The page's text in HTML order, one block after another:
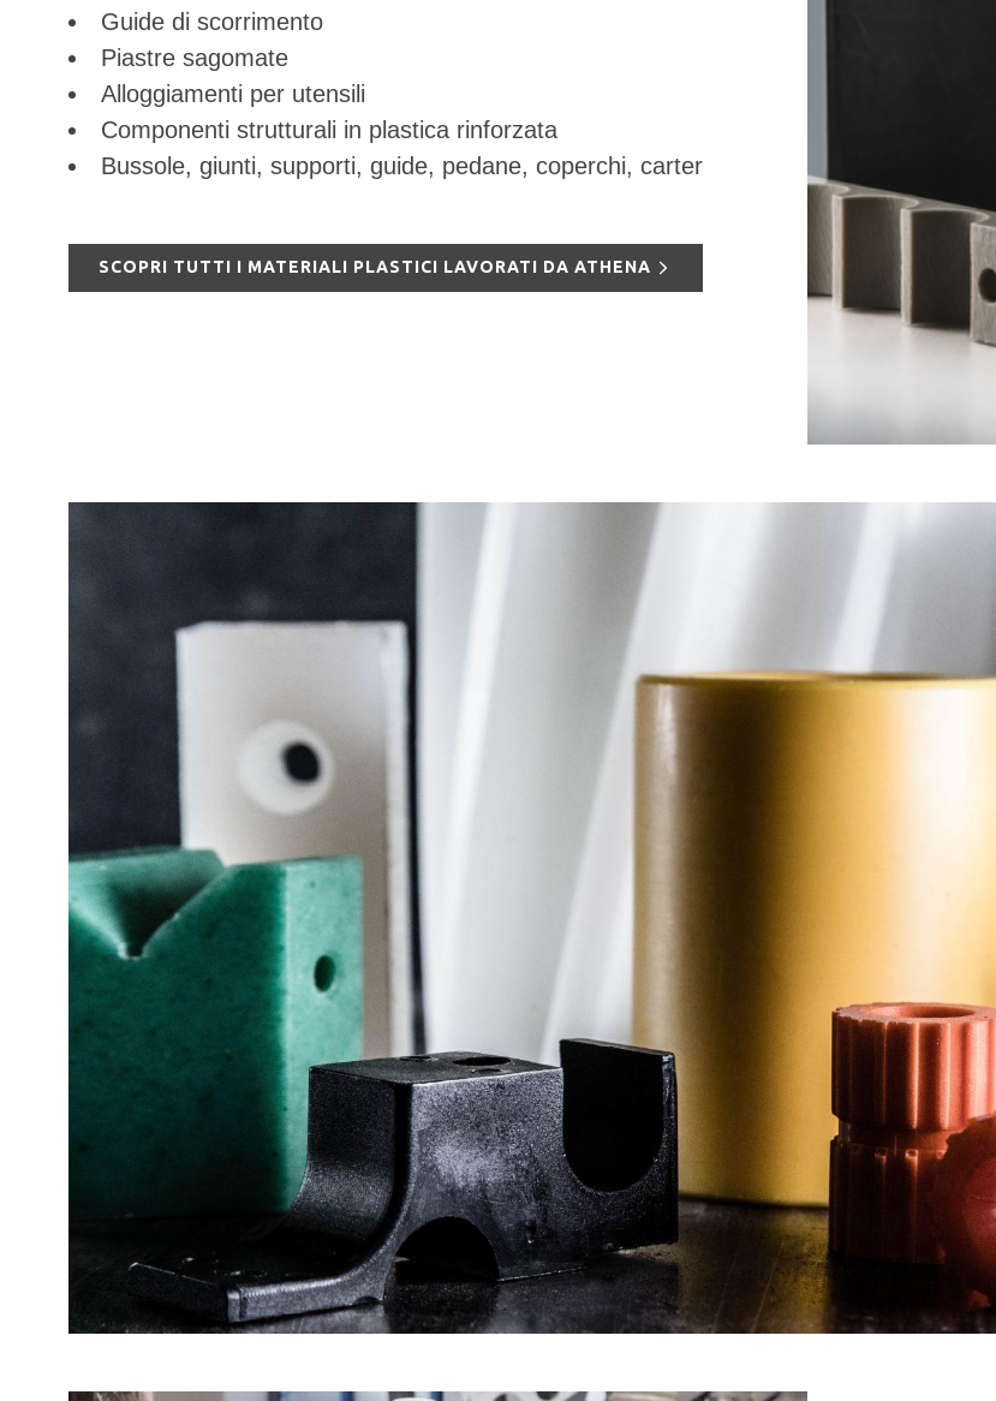
Guide di scorrimento
Piastre sagomate
Alloggiamenti per utensili
Componenti strutturali in plastica rinforzata
Bussole, giunti, supporti, guide, pedane, coperchi, carter
SCOPRI TUTTI I MATERIALI PLASTICI LAVORATI DA ATHENA